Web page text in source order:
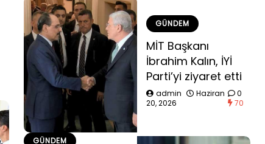
GÜNDEM
MİT Başkanı
İbrahim Kalın, İYİ
Parti’yi ziyaret etti
admin
Haziran
20, 2026
0
70
GÜNDEM